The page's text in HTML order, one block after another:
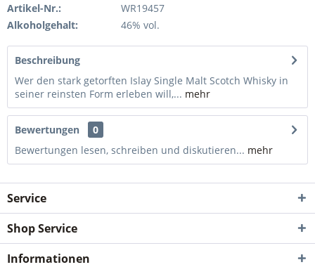
Artikel-Nr.:
WR19457
Alkoholgehalt:
46% vol.
Beschreibung
Wer den stark getorften Islay Single Malt Scotch Whisky in
seiner reinsten Form erleben will,... mehr
Bewertungen
0
Bewertungen lesen, schreiben und diskutieren... mehr
Service
Shop Service
Informationen